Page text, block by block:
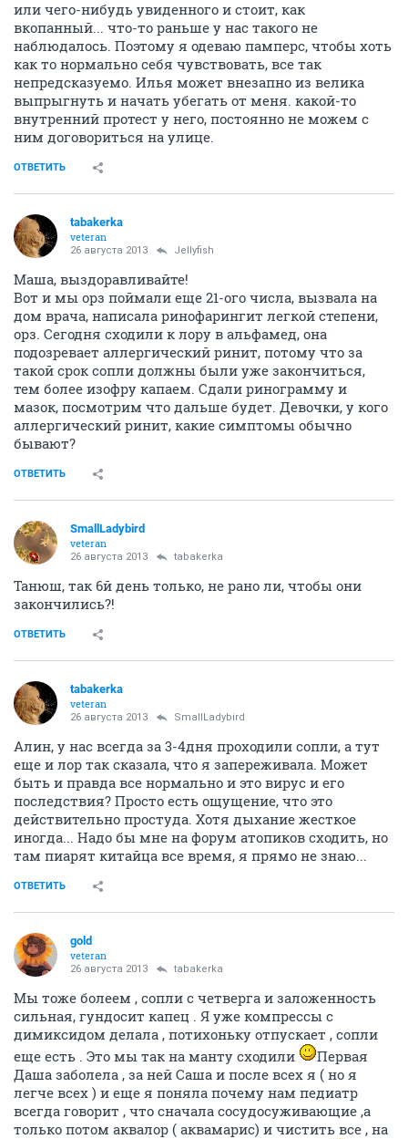
или чего-нибудь увиденного и стоит, как
вкопанный... что-то раньше у нас такого не
наблюдалось. Поэтому я одеваю памперс, чтобы хоть
как то нормально себя чувствовать, все так
непредсказуемо. Илья может внезапно из велика
выпрыгнуть и начать убегать от меня. какой-то
внутренний протест у него, постоянно не можем с
ним договориться на улице.
ОТВЕТИТЬ
tabakerka
veteran
26 августа 2013 Jellyfish
Маша, выздоравливайте!
Вот и мы орз поймали еще 21-ого числа, вызвала на
дом врача, написала ринофарингит легкой степени,
орз. Сегодня сходили к лору в альфамед, она
подозревает аллергический ринит, потому что за
такой срок сопли должны были уже закончиться,
тем более изофру капаем. Сдали ринограмму и
мазок, посмотрим что дальше будет. Девочки, у кого
аллергический ринит, какие симптомы обычно
бывают?
ОТВЕТИТЬ
SmallLadybird
veteran
26 августа 2013 tabakerka
Танюш, так 6й день только, не рано ли, чтобы они
закончились?!
ОТВЕТИТЬ
tabakerka
veteran
26 августа 2013 SmallLadybird
Алин, у нас всегда за 3-4дня проходили сопли, а тут
еще и лор так сказала, что я запереживала. Может
быть и правда все нормально и это вирус и его
последствия? Просто есть ощущение, что это
действительно простуда. Хотя дыхание жесткое
иногда... Надо бы мне на форум атопиков сходить, но
там пиарят китайца все время, я прямо не знаю...
ОТВЕТИТЬ
gold
veteran
26 августа 2013 tabakerka
Мы тоже болеем , сопли с четверга и заложенность
сильная, гундосит капец . Я уже компрессы с
димиксидом делала , потихоньку отпускает , сопли
еще есть . Это мы так на манту сходили
Первая
Даша заболела , за ней Саша и после всех я ( но я
легче всех ) и еще я поняла почему нам педиатр
всегда говорит , что сначала сосудосуживающие ,а
только потом аквалор ( аквамарис) и чистить все , на